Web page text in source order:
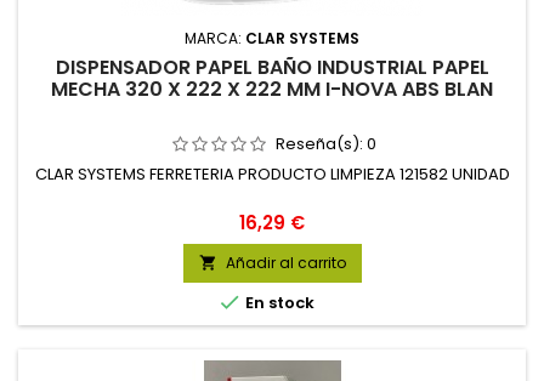
MARCA: CLAR SYSTEMS
DISPENSADOR PAPEL BAÑO INDUSTRIAL PAPEL
MECHA 320 X 222 X 222 MM I-NOVA ABS BLAN
Reseña(s): 0
CLAR SYSTEMS FERRETERIA PRODUCTO LIMPIEZA 121582 UNIDAD
Precio
16,29 €
 Añadir al carrito
 En stock